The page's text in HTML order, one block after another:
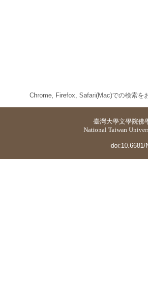
Chrome, Firefox, Safari(Mac)での検索を
臺灣大學文學院佛
National Taiwan
doi:10.6681/